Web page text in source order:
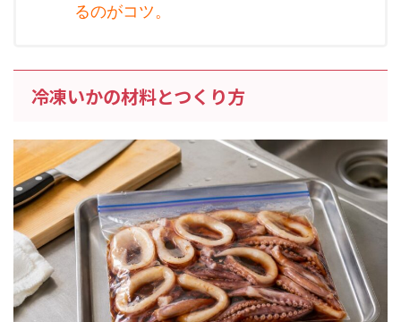
るのがコツ。
冷凍いかの材料とつくり方